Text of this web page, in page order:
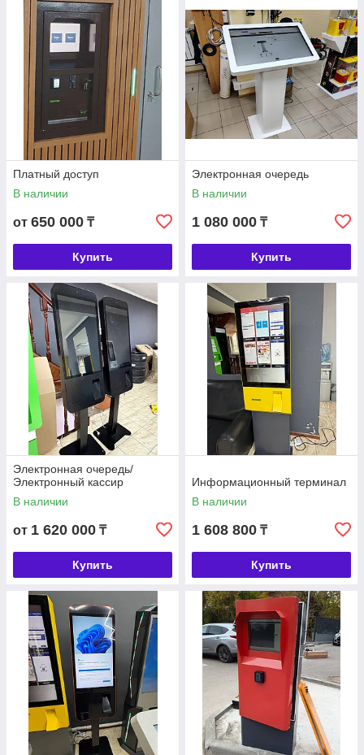
Платный доступ
В наличии
от 650 000 ₸
Купить
Электронная очередь
В наличии
1 080 000 ₸
Купить
Электронная очередь/
Электронный кассир
В наличии
от 1 620 000 ₸
Купить
Информационный терминал
В наличии
1 608 800 ₸
Купить